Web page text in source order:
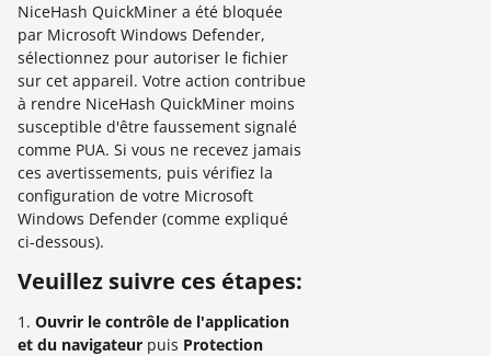
NiceHash QuickMiner a été bloquée
par Microsoft Windows Defender,
sélectionnez pour autoriser le fichier
sur cet appareil. Votre action contribue
à rendre NiceHash QuickMiner moins
susceptible d'être faussement signalé
comme PUA. Si vous ne recevez jamais
ces avertissements, puis vérifiez la
configuration de votre Microsoft
Windows Defender (comme expliqué
ci-dessous).
Veuillez suivre ces étapes:
1. Ouvrir le contrôle de l'application
et du navigateur puis Protection